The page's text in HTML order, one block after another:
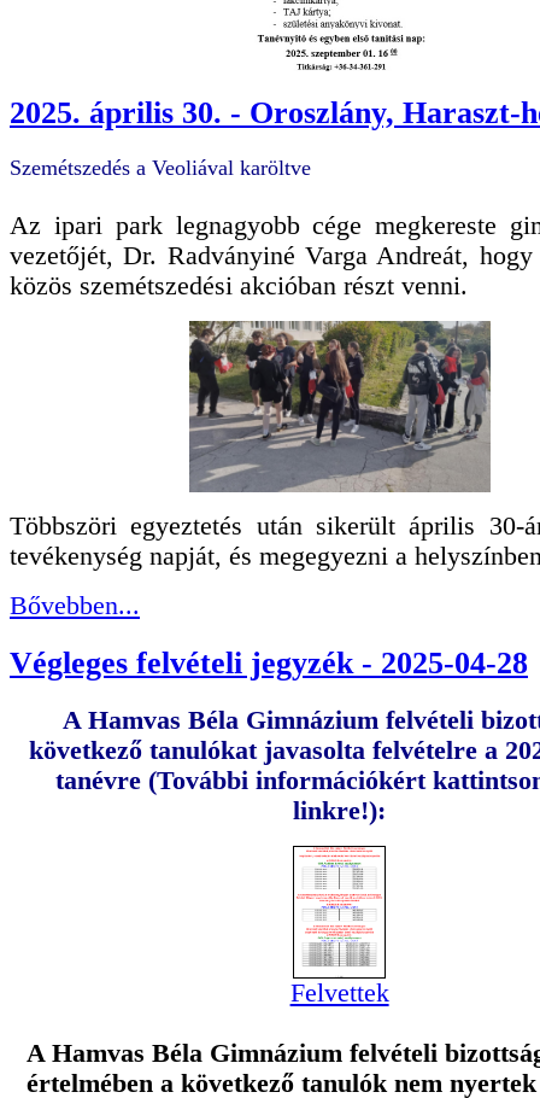
2025. április 30. - Oroszlány, Haraszt-
Szemétszedés a Veoliával karöltve
Az ipari park legnagyobb cége megkereste
vezetőjét, Dr. Radványiné Varga Andreát, hogy
közös szemétszedési akcióban részt venni.
Többszöri egyeztetés után sikerült április 30-
tevékenység napját, és megegyezni a
Bővebben...
Végleges felvételi jegyzék - 2025-04-28
A Hamvas Béla Gimnázium felvételi
következő tanulókat javasolta felvételre a
tanévre (További információkért
linkre!):
Felvettek
A Hamvas Béla Gimnázium felvételi
értelmében a következő tanulók nem